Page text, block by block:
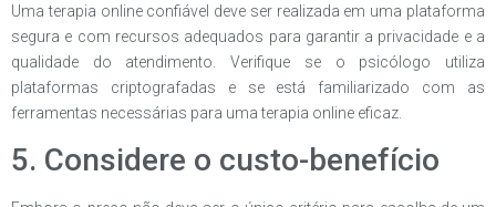
Uma terapia online confiável deve ser realizada em uma plataforma
segura e com recursos adequados para garantir a privacidade e a
qualidade do atendimento. Verifique se o psicólogo utiliza
plataformas criptografadas e se está familiarizado com as
ferramentas necessárias para uma terapia online eficaz.
5. Considere o custo-benefício